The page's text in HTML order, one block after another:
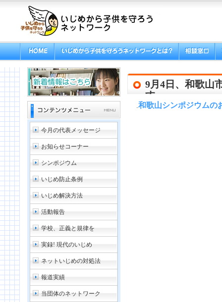
今月の代表メッセージ
お知らせコーナー
シンポジウム
いじめ防止条例
いじめ解決方法
活動報告
学校、正義と規律を
実録! 現代のいじめ
ネットいじめの対処法
報道実績
当団体のネットワーク
9月4日、和歌山
す。
.和歌山シンポジウムの